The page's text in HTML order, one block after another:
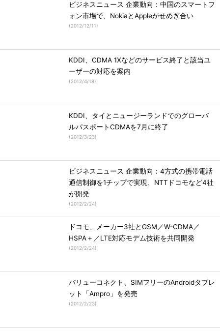
ビジネスニュース 企業動向：中国のスマートフ
ォン市場で、NokiaとAppleがせめぎ合い
(2012/12/11)
KDDI、CDMA 1Xなどのサービス終了と該当ユ
ーザーの対応を案内
(2012/4/18)
KDDI、タイとニュージーランドでのグローバ
ルパスポートCDMAを7月に終了
(2012/3/23)
ビジネスニュース 企業動向：4方式の携帯電話
通信制御を1チップで実現、NTTドコモなど4社
が開発
(2012/2/24)
ドコモ、メーカー3社とGSM／W-CDMA／
HSPA＋／LTE対応モデム技術を共同開発
(2012/2/24)
バリューコネクト、SIMフリーのAndroidタブレ
ット「Ampro」を発売
(2012/2/23)